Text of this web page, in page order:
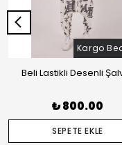
Kargo
Beli Lastikli Desenli
₺ 800.00
SEPETE EKLE